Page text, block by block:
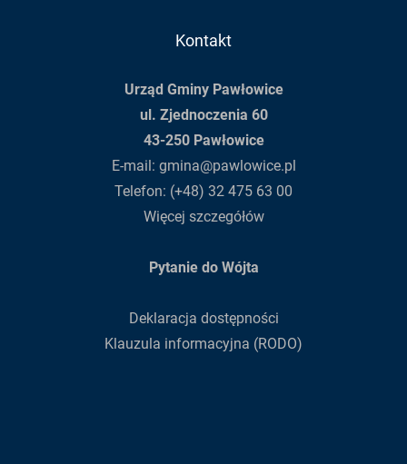
Kontakt
Urząd Gminy Pawłowice
ul. Zjednoczenia 60
43-250 Pawłowice
E-mail: gmina@pawlowice.pl
Telefon: (+48) 32 475 63 00
Więcej szczegółów
Pytanie do Wójta
Deklaracja dostępności
Klauzula informacyjna (RODO)